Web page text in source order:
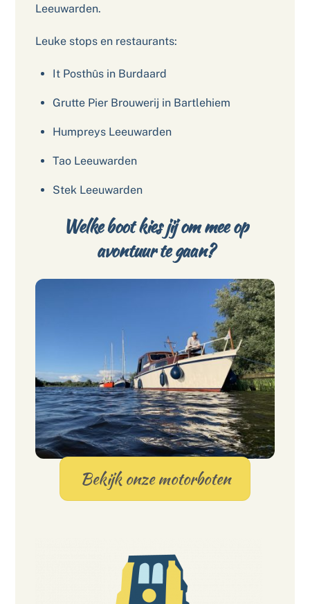
Leeuwarden.
Leuke stops en restaurants:
It Posthûs in Burdaard
Grutte Pier Brouwerij in Bartlehiem
Humpreys Leeuwarden
Tao Leeuwarden
Stek Leeuwarden
Welke boot kies jij om mee op
avontuur te gaan?
Bekijk onze motorboten